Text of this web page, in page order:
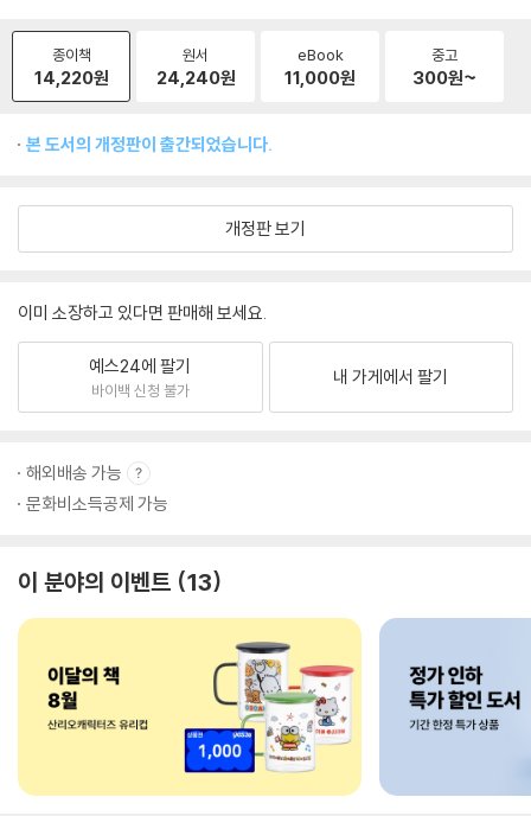
종이책
14,220원
원서
24,240원
eBook
11,000원
중고
300원~
본 도서의 개정판이 출간되었습니다.
개정판 보기
이미 소장하고 있다면 판매해 보세요.
예스24에 팔기
바이백 신청 불가
내 가게에서 팔기
해외배송 가능
문화비소득공제 가능
이 분야의 이벤트 13